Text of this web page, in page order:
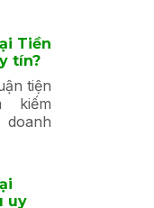
Tiền
tín?
tiện
kiếm
uy